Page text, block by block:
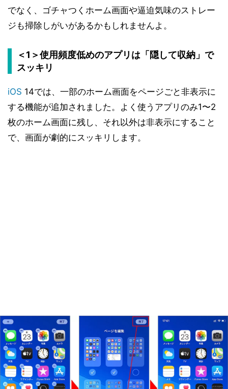
でなく、ゴチャつくホーム画面や逼迫気味のストレー
ジも掃除しがいがあるかもしれませんよ。
＜1＞使用頻度低めのアプリは「隠して収納」で
スッキリ
iOS 14では、一部のホーム画面をページごと非表示に
する機能が追加されました。よく使うアプリのみ1〜2
枚のホーム画面に残し、それ以外は非表示にすること
で、画面が劇的にスッキリします。